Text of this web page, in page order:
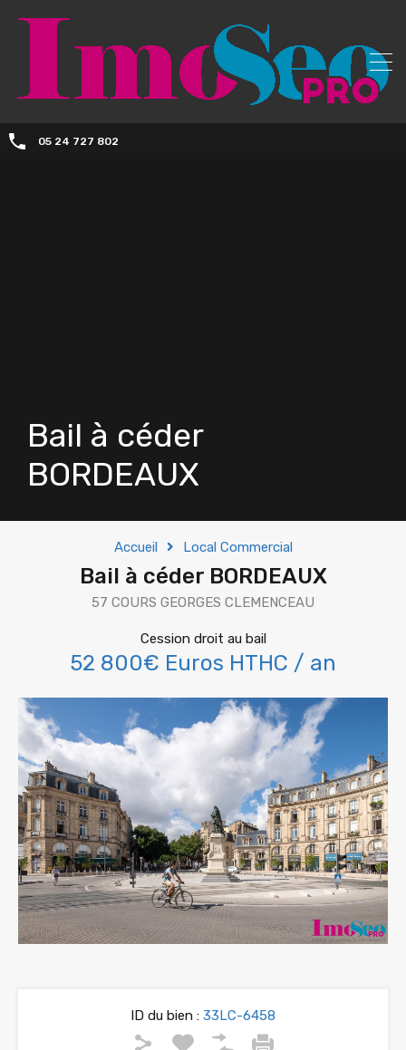
05 24 727 802
Bail à céder
BORDEAUX
Accueil Local Commercial
Bail à céder BORDEAUX
57 COURS GEORGES CLEMENCEAU
Cession droit au bail
52 800€ Euros HTHC / an
ID du bien : 33LC-6458